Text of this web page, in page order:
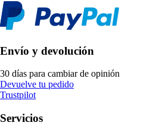
Envío y devolución
30 días para cambiar de opinión
Devuelve tu pedido
Trustpilot
Servicios